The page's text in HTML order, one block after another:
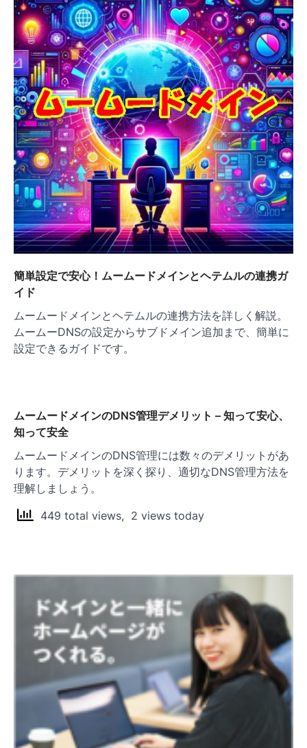
ョ
ン
簡単設定で安心！ムームードメインとヘテムルの連携ガ
イド
ムームードメインとヘテムルの連携方法を詳しく解説。
ムームーDNSの設定からサブドメイン追加まで、簡単に
設定できるガイドです。
ムームードメインのDNS管理デメリット – 知って安心、
知って安全
ムームードメインのDNS管理には数々のデメリットがあ
ります。デメリットを深く探り、適切なDNS管理方法を
理解しましょう。
449 total views, 2 views today